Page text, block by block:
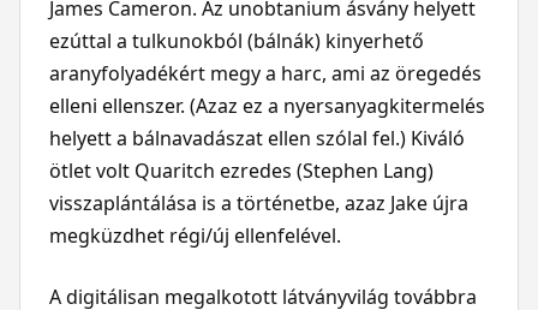
James Cameron. Az unobtanium ásvány helyett
ezúttal a tulkunokból (bálnák) kinyerhető
aranyfolyadékért megy a harc, ami az öregedés
elleni ellenszer. (Azaz ez a nyersanyagkitermelés
helyett a bálnavadászat ellen szólal fel.) Kiváló
ötlet volt Quaritch ezredes (Stephen Lang)
visszaplántálása is a történetbe, azaz Jake újra
megküzdhet régi/új ellenfelével.
A digitálisan megalkotott látványvilág továbbra